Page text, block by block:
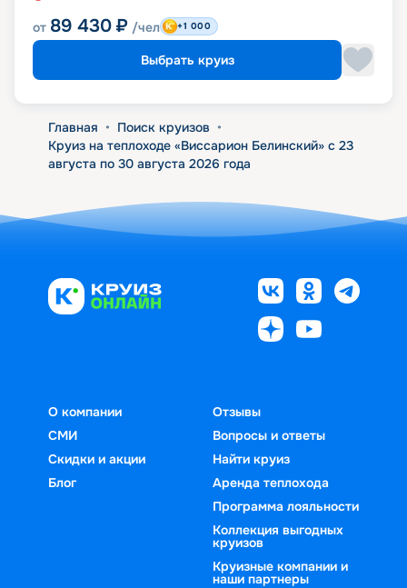
от 89 430 ₽ /чел +1 000
Выбрать круиз
Главная • Поиск круизов •
Круиз на теплоходе «Виссарион Белинский» с 23
августа по 30 августа 2026 года
О компании
СМИ
Скидки и акции
Блог
Отзывы
Вопросы и ответы
Найти круиз
Аренда теплохода
Программа лояльности
Коллекция выгодных
круизов
Круизные компании и
наши партнеры